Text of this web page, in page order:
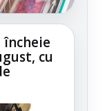
încheie
cu